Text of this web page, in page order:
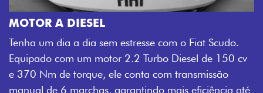
MOTOR A DIESEL
Tenha um dia a dia sem estresse com o Fiat Scudo.
Equipado com um motor 2.2 Turbo Diesel de 150 cv
e 370 Nm de torque, ele conta com transmissão
manual de 6 marchas, garantindo mais eficiência até